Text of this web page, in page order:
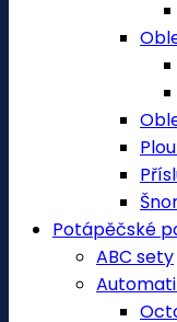
Potápěčské
ABC sety